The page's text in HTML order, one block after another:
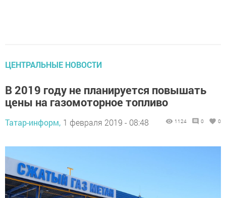
ЦЕНТРАЛЬНЫЕ НОВОСТИ
В 2019 году не планируется повышать
цены на газомоторное топливо
Татар-информ, 1 февраля 2019 - 08:48 1124 0 0